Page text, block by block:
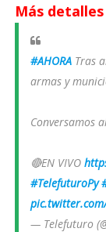
Más
#AHORATras
armas y
Conversamos
🔴EN VIVO
#TelefuturoPy
— Telefuturo